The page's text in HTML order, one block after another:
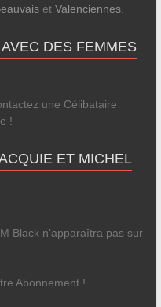
et Valenciennes.
DES FEMMES
une Célibataire
!
ET MICHEL
Black n’apparaîtra pas sur
Abonnement !